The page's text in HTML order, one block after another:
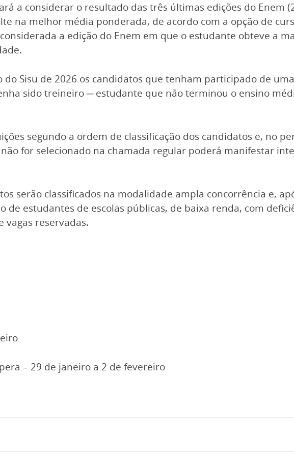
a considerar o resultado das três últimas edições do Enem
na melhor média ponderada, de acordo com a opção de
a edição do Enem em que o estudante obteve a
Sisu de 2026 os candidatos que tenham participado de
sido treineiro ─ estudante que não terminou o ensino
segundo a ordem de classificação dos candidatos e, no
for selecionado na chamada regular poderá manifestar
serão classificados na modalidade ampla concorrência e,
de estudantes de escolas públicas, de baixa renda, com
vagas reservadas.
– 29 de janeiro a 2 de fevereiro